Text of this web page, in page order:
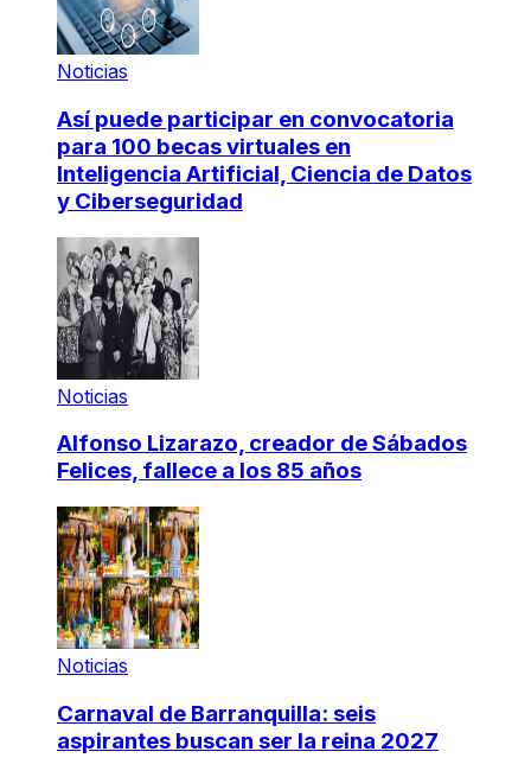
Noticias
Así puede participar en convocatoria
para 100 becas virtuales en
Inteligencia Artificial, Ciencia de Datos
y Ciberseguridad
Noticias
Alfonso Lizarazo, creador de Sábados
Felices, fallece a los 85 años
Noticias
Carnaval de Barranquilla: seis
aspirantes buscan ser la reina 2027